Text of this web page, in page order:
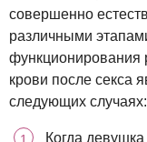
совершенно
различными
функционирования
крови после секса
следующих случаях:
Когда